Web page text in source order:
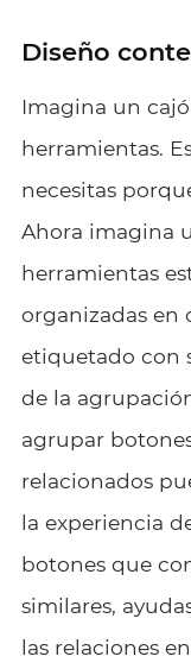
Diseño
Imagina un
herramientas.
necesitas
Ahora imagina
herramientas
organizadas en
etiquetado con
de la
agrupar
relacionados
la experiencia
botones que
similares,
las relaciones